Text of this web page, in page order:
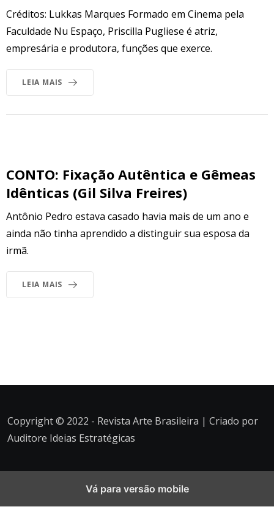
Créditos: Lukkas Marques Formado em Cinema pela
Faculdade Nu Espaço, Priscilla Pugliese é atriz,
empresária e produtora, funções que exerce.
LEIA MAIS
CONTO: Fixação Autêntica e Gêmeas
Idênticas (Gil Silva Freires)
Antônio Pedro estava casado havia mais de um ano e
ainda não tinha aprendido a distinguir sua esposa da
irmã.
LEIA MAIS
Copyright © 2022 - Revista Arte Brasileira | Criado por
Auditore Ideias Estratégicas
Vá para versão mobile